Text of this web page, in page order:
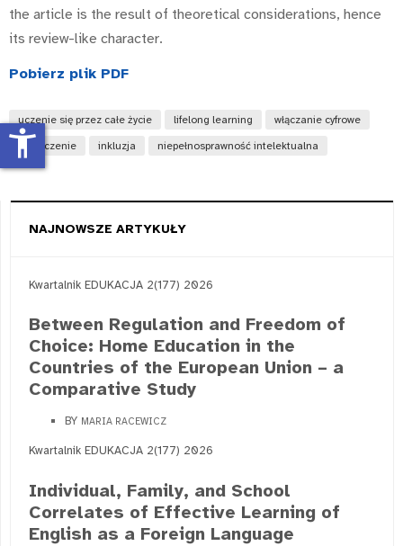
the article is the result of theoretical considerations, hence
its review-like character.
Pobierz plik PDF
uczenie się przez całe życie lifelong learning włączanie cyfrowe
wykluczenie inkluzja niepełnosprawność intelektualna
NAJNOWSZE ARTYKUŁY
Kwartalnik EDUKACJA 2(177) 2026
Between Regulation and Freedom of
Choice: Home Education in the
Countries of the European Union – a
Comparative Study
BY MARIA RACEWICZ
Kwartalnik EDUKACJA 2(177) 2026
Individual, Family, and School
Correlates of Effective Learning of
English as a Foreign Language
accessibility_new